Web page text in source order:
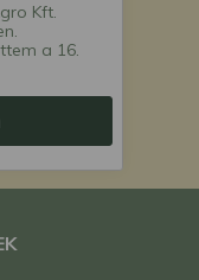
Kft.
a 16.